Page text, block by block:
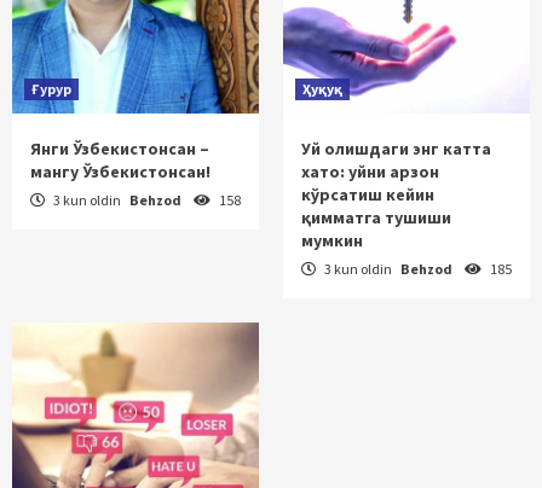
Ғурур
Янги Ўзбекистонсан –
мангу Ўзбекистонсан!
3 kun oldin Behzod 158
Ҳуқуқ
Уй олишдаги энг катта
хато: уйни арзон
кўрсатиш кейин
қимматга тушиши
мумкин
3 kun oldin Behzod 185